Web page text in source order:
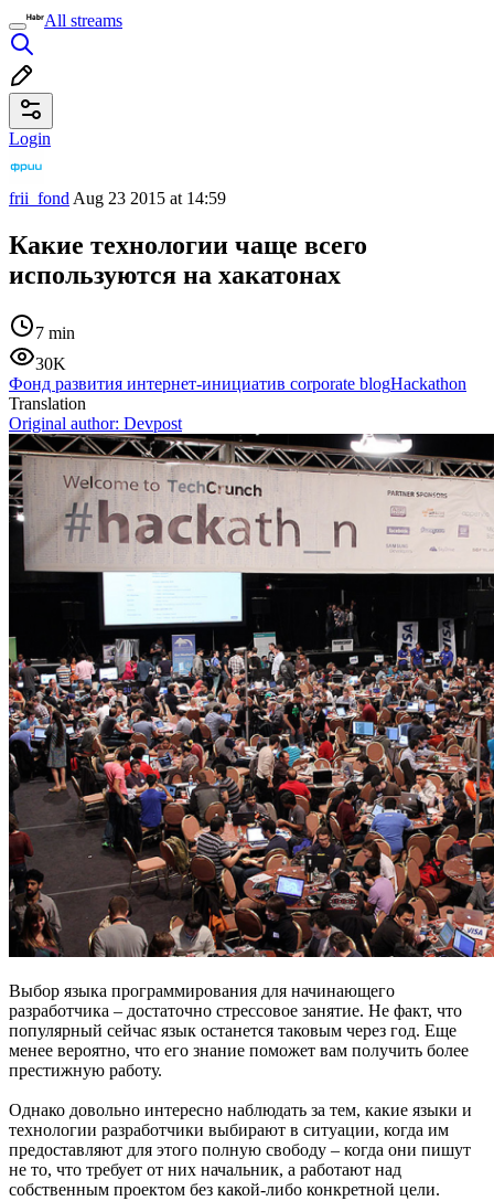
All streams
Login
frii_fond Aug 23 2015 at 14:59
Какие технологии чаще всего
используются на хакатонах
7 min
30K
Фонд развития интернет-инициатив corporate blogHackathon
Translation
Original author: Devpost
Выбор языка программирования для начинающего
разработчика – достаточно стрессовое занятие. Не факт, что
популярный сейчас язык останется таковым через год. Еще
менее вероятно, что его знание поможет вам получить более
престижную работу.
Однако довольно интересно наблюдать за тем, какие языки и
технологии разработчики выбирают в ситуации, когда им
предоставляют для этого полную свободу – когда они пишут
не то, что требует от них начальник, а работают над
собственным проектом без какой-либо конкретной цели.